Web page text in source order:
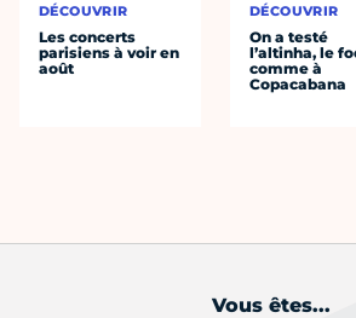
DÉCOUVRIR
Les concerts
parisiens à voir en
août
DÉCOUVRIR
On a testé
l’altinha, le
comme à
Copacabana
Vous êtes...